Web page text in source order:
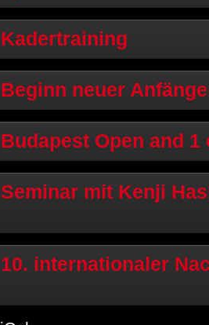
Kadertraining
Beginn neuer
Budapest Open and 1
Seminar mit Kenji
10. internationaler